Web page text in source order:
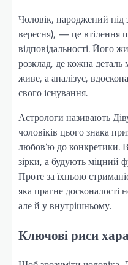
Чоловік, народжений
вересня), — це втілення
відповідальності. Його
розклад, де кожна деталь
живе, а аналізує,
свого існування.
Астрологи називають
чоловіків цього знака
любов’ю до конкретики.
зірки, а будують міцний
Проте за їхньою
яка прагне досконалості
але й у внутрішньому.
Ключові риси